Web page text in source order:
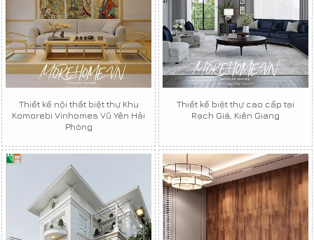
Thiết kế nội thất biệt thự Khu
Komorebi Vinhomes Vũ Yên Hải
Phòng
Thiết kế biệt thự cao cấp tại
Rạch Giá, Kiên Giang